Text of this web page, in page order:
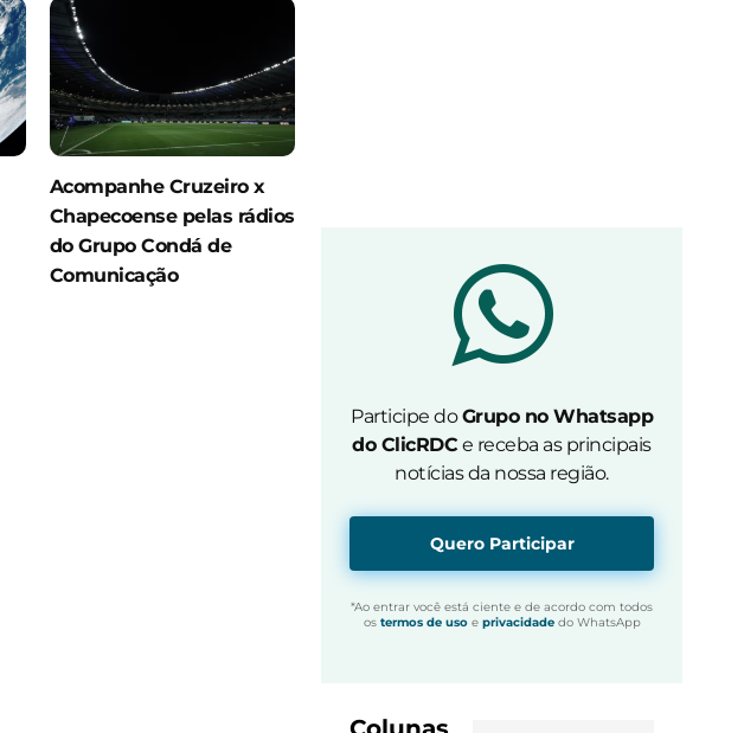
Acompanhe Cruzeiro x
Chapecoense pelas rádios
do Grupo Condá de
Comunicação
Participe doGrupo no Whatsapp
do ClicRDC e receba as principais
notícias da nossa região.
Quero Participar
*Ao entrar você está ciente e de acordo com todos
os termos de usoe privacidadedo WhatsApp